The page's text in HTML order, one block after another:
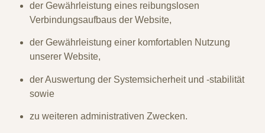
der Gewährleistung eines reibungslosen
Verbindungsaufbaus der Website,
der Gewährleistung einer komfortablen Nutzung
unserer Website,
der Auswertung der Systemsicherheit und -stabilität
sowie
zu weiteren administrativen Zwecken.